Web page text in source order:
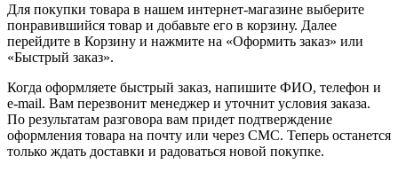
Для покупки товара в нашем интернет-магазине выберите
понравившийся товар и добавьте его в корзину. Далее
перейдите в Корзину и нажмите на «Оформить заказ» или
«Быстрый заказ».
Когда оформляете быстрый заказ, напишите ФИО, телефон и
e-mail. Вам перезвонит менеджер и уточнит условия заказа.
По результатам разговора вам придет подтверждение
оформления товара на почту или через СМС. Теперь останется
только ждать доставки и радоваться новой покупке.